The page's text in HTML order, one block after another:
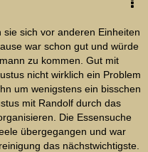
sich vor anderen Einheiten
war schon gut und würde
zu kommen. Gut mit
nicht wirklich ein Problem
um wenigstens ein bisschen
mit Randolf durch das
Die Essensuche
übergegangen und war
das nächstwichtigste.